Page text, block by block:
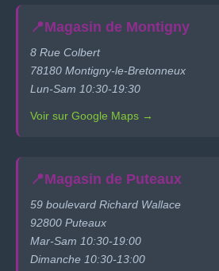
📍Magasin de Montigny
8 Rue Colbert
78180 Montigny-le-Bretonneux
Lun-Sam 10:30-19:30
Voir sur Google Maps →
📍Magasin de Puteaux
59 boulevard Richard Wallace
92800 Puteaux
Mar-Sam 10:30-19:00
Dimanche 10:30-13:00